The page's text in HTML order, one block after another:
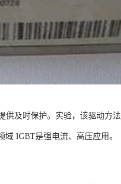
及时保护。实验，该驱动方
IGBT是强电流、高压应用。